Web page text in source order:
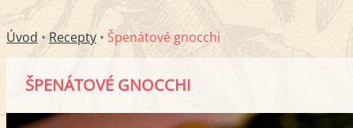
Úvod • Recepty • Špenátové gnocchi
ŠPENÁTOVÉ GNOCCHI